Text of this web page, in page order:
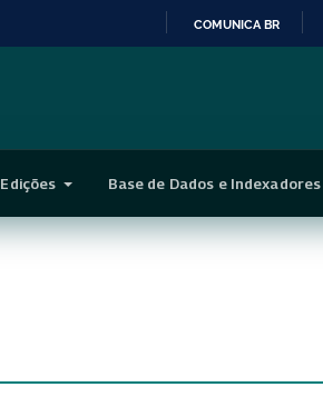
CONTEÚDO
COMUNICA BR
Edições Base de Dados e Indexadores